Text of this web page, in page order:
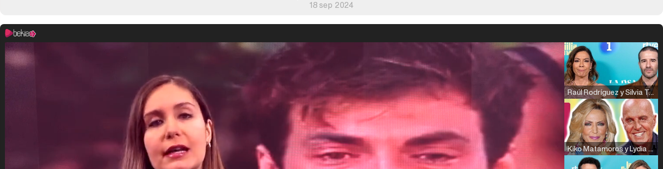
18 sep 2024
Raúl Rodríguez y Silvia Taulés nos cuentan su papel en 'La familia de la tele'
Kiko Matamoros y Lydia Lozano: "Nuestro público es de todas las edades y RTVE tiene un público muy pegado a las novelas, al que tenemos que captar"